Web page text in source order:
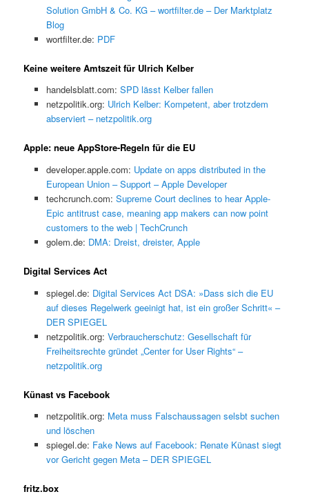
Solution GmbH & Co. KG – wortfilter.de – Der Marktplatz
Blog
wortfilter.de: PDF
Keine weitere Amtszeit für Ulrich Kelber
handelsblatt.com: SPD lässt Kelber fallen
netzpolitik.org: Ulrich Kelber: Kompetent, aber trotzdem
abserviert – netzpolitik.org
Apple: neue AppStore-Regeln für die EU
developer.apple.com: Update on apps distributed in the
European Union – Support – Apple Developer
techcrunch.com: Supreme Court declines to hear Apple-
Epic antitrust case, meaning app makers can now point
customers to the web | TechCrunch
golem.de: DMA: Dreist, dreister, Apple
Digital Services Act
spiegel.de: Digital Services Act DSA: »Dass sich die EU
auf dieses Regelwerk geeinigt hat, ist ein großer Schritt« –
DER SPIEGEL
netzpolitik.org: Verbraucherschutz: Gesellschaft für
Freiheitsrechte gründet „Center for User Rights“ –
netzpolitik.org
Künast vs Facebook
netzpolitik.org: Meta muss Falschaussagen selsbt suchen
und löschen
spiegel.de: Fake News auf Facebook: Renate Künast siegt
vor Gericht gegen Meta – DER SPIEGEL
fritz.box